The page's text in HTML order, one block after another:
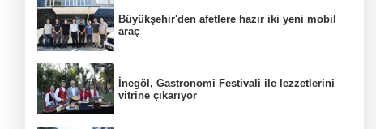
Büyükşehir'den afetlere hazır iki yeni mobil
araç
İnegöl, Gastronomi Festivali ile lezzetlerini
vitrine çıkarıyor